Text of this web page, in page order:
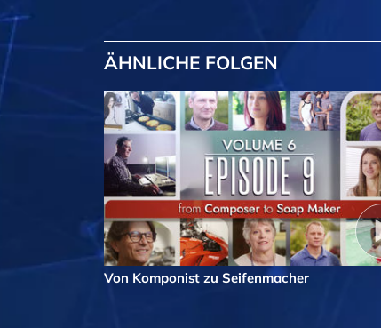
ÄHNLICHE FOLGEN
Von Komponist zu Seifenmacher